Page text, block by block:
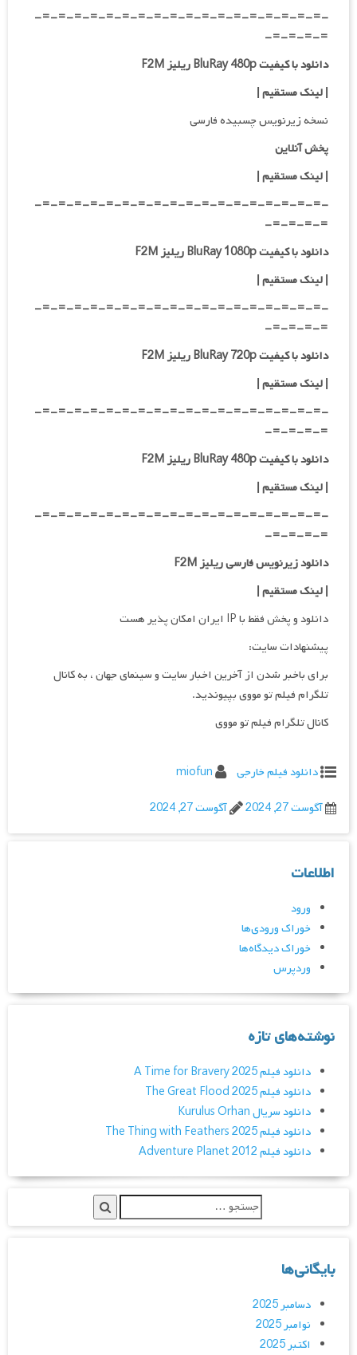
-=-=-=-=-=-=-=-=-=-=-=-=-=-=-=-=-=-=-
=-=-=-=-
دانلود با کیفیت BluRay 480p ریلیز F2M
| لینک مستقیم|
نسخه زیرنویس چسبیده فارسی
پخش آنلاین
| لینک مستقیم|
-=-=-=-=-=-=-=-=-=-=-=-=-=-=-=-=-=-=-
=-=-=-=-
دانلود با کیفیت BluRay 1080p ریلیز F2M
|لینک مستقیم|
-=-=-=-=-=-=-=-=-=-=-=-=-=-=-=-=-=-=-
=-=-=-=-
دانلود با کیفیت BluRay 720p ریلیز F2M
| لینک مستقیم|
-=-=-=-=-=-=-=-=-=-=-=-=-=-=-=-=-=-=-
=-=-=-=-
دانلود با کیفیت BluRay 480p ریلیز F2M
| لینک مستقیم|
-=-=-=-=-=-=-=-=-=-=-=-=-=-=-=-=-=-=-
=-=-=-=-
دانلود زیرنویس فارسی ریلیز F2M
| لینک مستقیم|
دانلود و پخش فقط با IP ایران امکان پذیر هست
پیشنهادات سایت:
برای باخبر شدن از آخرین اخبار سایت و سینمای جهان ، به کانال
تلگرام فیلم تو مووی بپیوندید.
کانال تلگرام فیلم تو مووی
دانلود فیلم خارجی
miofun
آگوست 27, 2024
آگوست 27, 2024
اطلاعات
ورود
خوراک ورودی‌ها
خوراک دیدگاه‌ها
وردپرس
نوشته‌های تازه
دانلود فیلم A Time for Bravery 2025
دانلود فیلم The Great Flood 2025
دانلود سریال Kurulus Orhan
دانلود فیلم The Thing with Feathers 2025
دانلود فیلم Adventure Planet 2012
بایگانی‌ها
دسامبر 2025
نوامبر 2025
اکتبر 2025